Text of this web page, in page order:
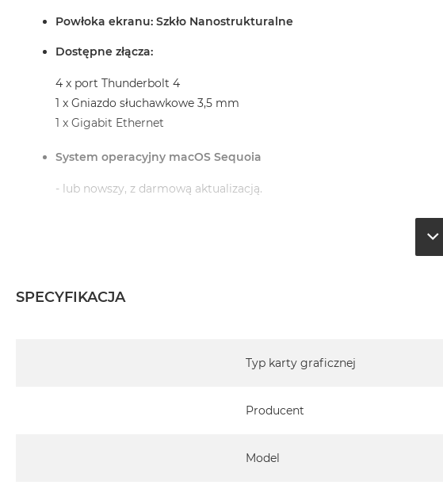
Powłoka ekranu: Szkło Nanostrukturalne
Dostępne złącza:
4 x port Thunderbolt 4
1 x Gniazdo słuchawkowe 3,5 mm
1 x Gigabit Ethernet
System operacyjny macOS Sequoia
- lub nowszy, z darmową aktualizacją.
iMac jest nowy
Posiada pełną, 12 miesięczną gwarancję producenta
ten temat uzyskają Państwo kontaktując się z naszym handlowcem.
SPECYFIKACJA
Typ karty graficznej
Producent
Model